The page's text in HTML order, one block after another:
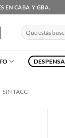
EN CABA Y GBA.
Buscar
por:
DESPENSA
SIN TACC